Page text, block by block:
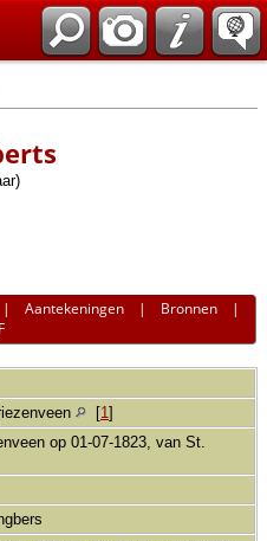
Aantekeningen | Bronnen |
[1 ]
op 01-07-1823, van St.